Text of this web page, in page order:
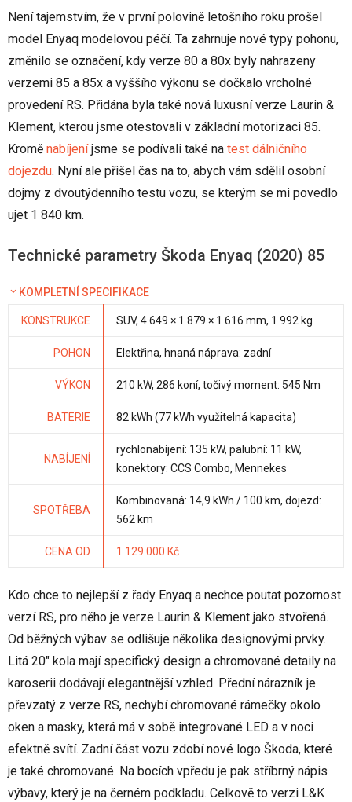
Není tajemstvím, že v první polovině letošního roku prošel
model Enyaq modelovou péčí. Ta zahrnuje nové typy pohonu,
změnilo se označení, kdy verze 80 a 80x byly nahrazeny
verzemi 85 a 85x a vyššího výkonu se dočkalo vrcholné
provedení RS. Přidána byla také nová luxusní verze Laurin &
Klement, kterou jsme otestovali v základní motorizaci 85.
Kromě nabíjeníjsme se podívali také na test dálničního
dojezdu. Nyní ale přišel čas na to, abych vám sdělil osobní
dojmy z dvoutýdenního testu vozu, se kterým se mi povedlo
ujet 1 840 km.
Technické parametry Škoda Enyaq (2020) 85
KOMPLETNÍ SPECIFIKACE
KONSTRUKCE SUV, 4 649 × 1 879 × 1 616 mm, 1 992 kg
POHON Elektřina, hnaná náprava: zadní
VÝKON 210 kW, 286 koní, točivý moment: 545 Nm
BATERIE 82 kWh (77 kWh využitelná kapacita)
NABÍJENÍ
rychlonabíjení: 135 kW, palubní: 11 kW,
konektory: CCS Combo, Mennekes
SPOTŘEBA
Kombinovaná: 14,9 kWh / 100 km, dojezd:
562 km
CENA OD 1 129 000 Kč
Kdo chce to nejlepší z řady Enyaq a nechce poutat pozornost
verzí RS, pro něho je verze Laurin & Klement jako stvořená.
Od běžných výbav se odlišuje několika designovými prvky.
Litá 20" kola mají specifický design a chromované detaily na
karoserii dodávají elegantnější vzhled. Přední nárazník je
převzatý z verze RS, nechybí chromované rámečky okolo
oken a masky, která má v sobě integrované LED a v noci
efektně svítí. Zadní část vozu zdobí nové logo Škoda, které
je také chromované. Na bocích vpředu je pak stříbrný nápis
výbavy, který je na černém podkladu. Celkově to verzi L&K